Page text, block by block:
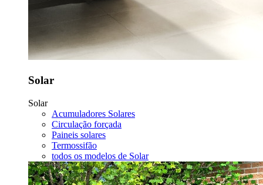
Solar
Solar
Acumuladores Solares
Circulação forçada
Paineis solares
Termossifão
todos os modelos de Solar